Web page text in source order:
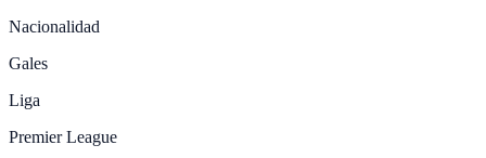
Nacionalidad
Gales
Liga
Premier League